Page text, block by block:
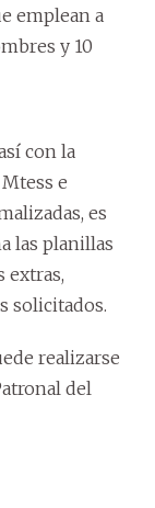
emplean a
y 10
con la
e
es
las planillas
extras,
solicitados.
realizarse
del